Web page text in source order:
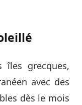
îles grecques,
avec des
dès le mois